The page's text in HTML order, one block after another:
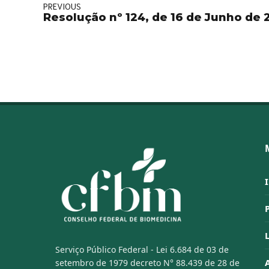
PREVIOUS
Resolução nº 124, de 16 de Junho de
Serviço Público Federal - Lei 6.684 de 03 de
setembro de 1979 decreto N° 88.439 de 28 de